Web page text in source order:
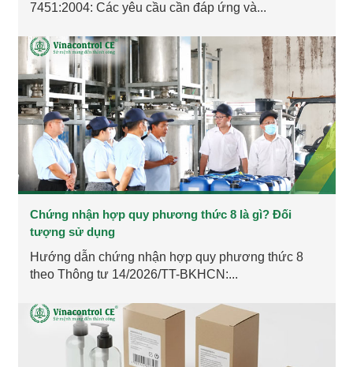
7451:2004: Các yêu cầu cần đáp ứng và...
Chứng nhận hợp quy phương thức 8 là gì? Đối
tượng sử dụng
Hướng dẫn chứng nhận hợp quy phương thức 8
theo Thông tư 14/2026/TT-BKHCN:...